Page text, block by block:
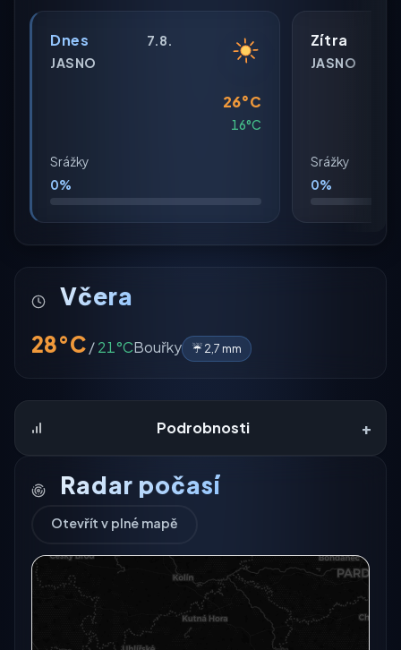
Dnes
7.8.
JASNO
26°C
16°C
Srážky
0%
Zítra
JASNO
Srážky
0%
Včera
28°C/21°CBouřky ☔ 2,7 mm
Podrobnosti +
Radar počasí
Otevřít v plné mapě
Radarový snímek momentálně není dostupný.